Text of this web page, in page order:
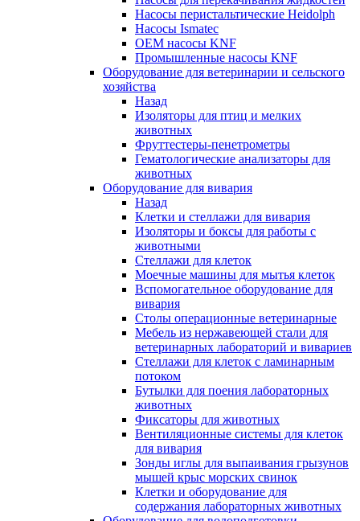
Насосы перистальтические Heidolph
Насосы Ismatec
OEM насосы KNF
Промышленные насосы KNF
Оборудование для ветеринарии и сельского
хозяйства
Назад
Изоляторы для птиц и мелких
животных
Фруттестеры-пенетрометры
Гематологические анализаторы для
животных
Оборудование для вивария
Назад
Клетки и стеллажи для вивария
Изоляторы и боксы для работы с
животными
Стеллажи для клеток
Моечные машины для мытья клеток
Вспомогательное оборудование для
вивария
Столы операционные ветеринарные
Мебель из нержавеющей стали для
ветеринарных лабораторий и вивариев
Стеллажи для клеток с ламинарным
потоком
Бутылки для поения лабораторных
животных
Фиксаторы для животных
Вентиляционные системы для клеток
для вивария
Зонды иглы для выпаивания грызунов
мышей крыс морских свинок
Клетки и оборудование для
содержания лабораторных животных